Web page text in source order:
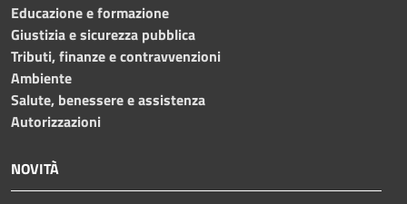
Educazione e formazione
Giustizia e sicurezza pubblica
Tributi, finanze e contravvenzioni
Ambiente
Salute, benessere e assistenza
Autorizzazioni
NOVITÀ